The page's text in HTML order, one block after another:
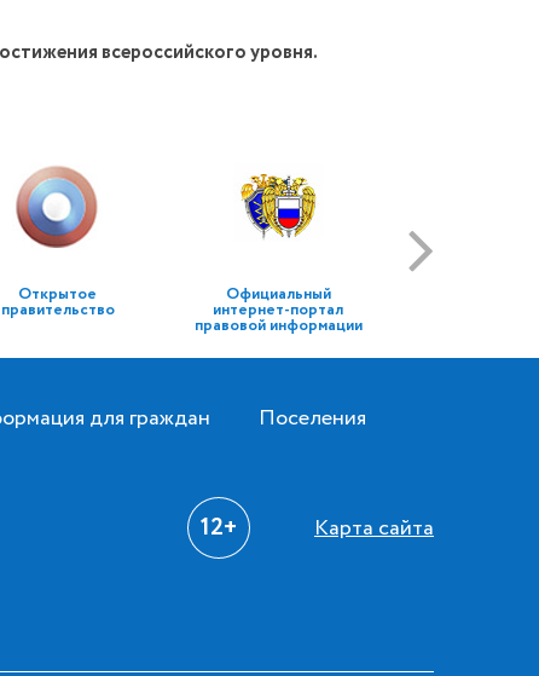
всероссийского уровня.
Открытое
правительство
Официальный
интернет-портал
правовой информации
для граждан Поселения
12+ Карта сайта